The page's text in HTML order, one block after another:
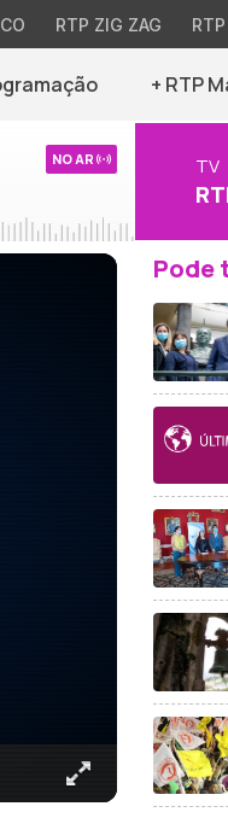
RTP ZIG ZAG
+ RTP
NO AR TV
Pode